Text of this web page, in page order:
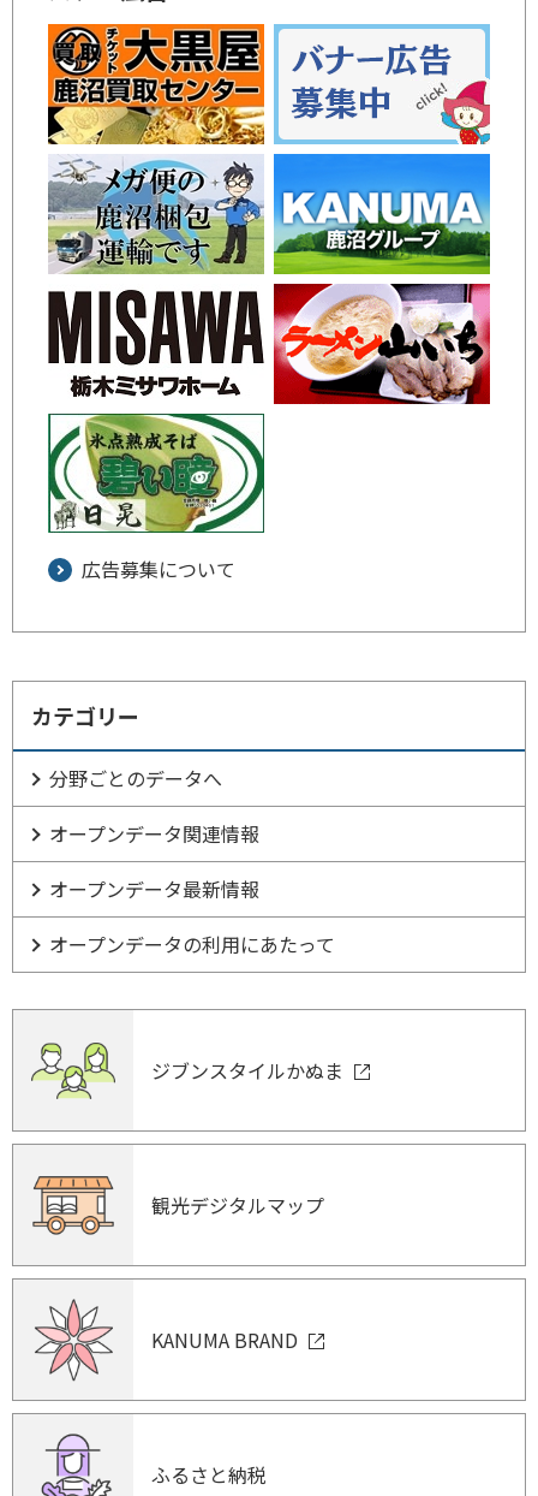
広告募集について
カテゴリー
分野ごとのデータへ
オープンデータ関連情報
オープンデータ最新情報
オープンデータの利用にあたって
ジブンスタイルかぬま
観光デジタルマップ
KANUMA BRAND
ふるさと納税